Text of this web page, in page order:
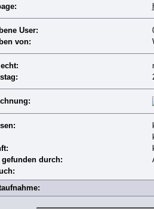
User:
von:
gefunden durch: